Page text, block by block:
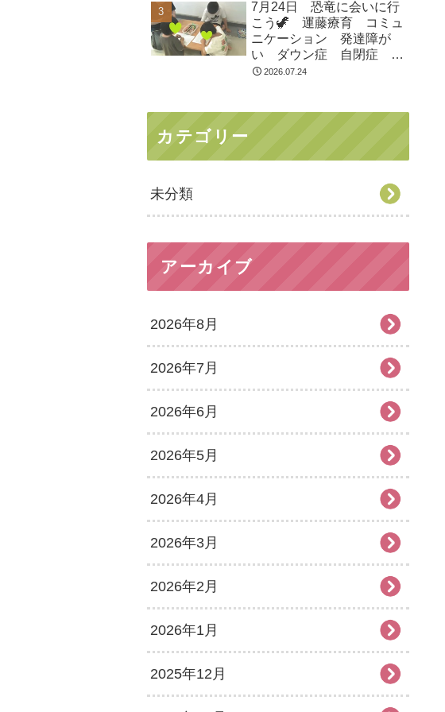
市 つくばみらい市 坂東
市 守谷市
7月24日 恐竜に会いに行
こう🦖 運藤療育 コミュ
ニケーション 発達障が
い ダウン症 自閉症
ASD ADHD 児童発達支
2026.07.24
カテゴリー
未分類
アーカイブ
2026年8月
2026年7月
2026年6月
2026年5月
2026年4月
2026年3月
2026年2月
2026年1月
2025年12月